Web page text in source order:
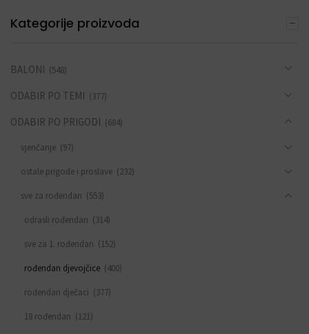
Kategorije proizvoda
BALONI (548)
ODABIR PO TEMI (377)
ODABIR PO PRIGODI (684)
vjenčanje (97)
ostale prigode i proslave (232)
sve za rođendan (553)
odrasli rođendan (314)
sve za 1. rođendan (152)
rođendan djevojčice (400)
rođendan dječaci (377)
18 rođendan (121)